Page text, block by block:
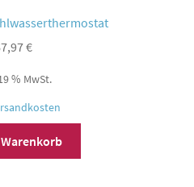
€
% MwSt.